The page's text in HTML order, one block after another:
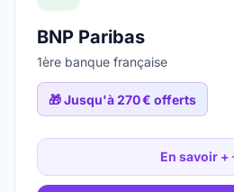
BNP Paribas
1ère banque française
🎁Jusqu'à 270 € offerts
En savoir +